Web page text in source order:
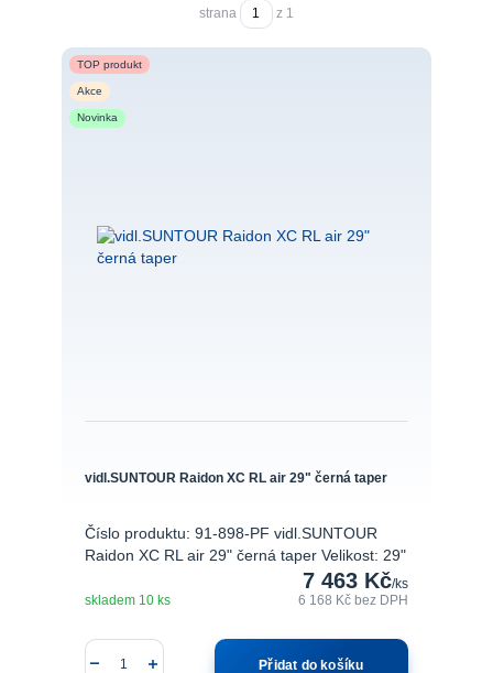
strana z 1
TOP produkt
Akce
Novinka
vidl.SUNTOUR Raidon XC RL air 29" černá taper
Číslo produktu: 91-898-PF vidl.SUNTOUR
Raidon XC RL air 29" černá taper Velikost: 29"
7 463 Kč/ks
6 168 Kč bez DPH
skladem 10 ks
Přidat do košíku